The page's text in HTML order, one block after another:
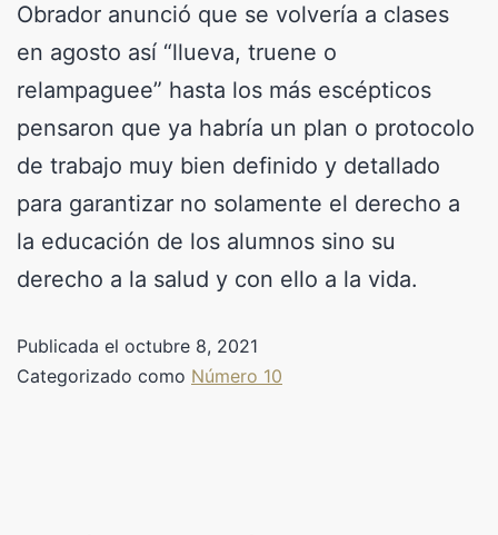
Obrador anunció que se volvería a clases
en agosto así “llueva, truene o
relampaguee” hasta los más escépticos
pensaron que ya habría un plan o protocolo
de trabajo muy bien definido y detallado
para garantizar no solamente el derecho a
la educación de los alumnos sino su
derecho a la salud y con ello a la vida.
Publicada el octubre 8, 2021
Categorizado como Número 10